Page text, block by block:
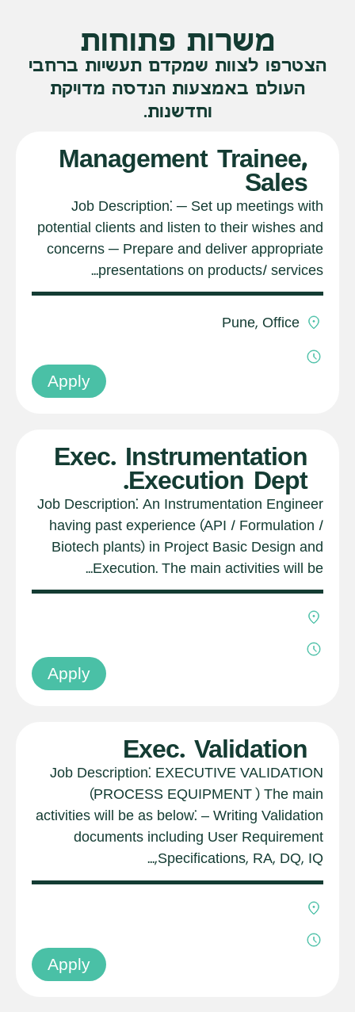
משרות פתוחות
הצטרפו לצוות שמקדם תעשיות ברחבי
העולם באמצעות הנדסה מדויקת
וחדשנות.
Management Trainee,
Sales
Job Description: ─ Set up meetings with
potential clients and listen to their wishes and
concerns ─ Prepare and deliver appropriate
presentations on products/ services...
Pune, Office
Apply
Exec. Instrumentation
Execution Dept.
Job Description: An Instrumentation Engineer
having past experience (API / Formulation /
Biotech plants) in Project Basic Design and
Execution. The main activities will be...
Apply
Exec. Validation
Job Description: EXECUTIVE VALIDATION
(PROCESS EQUIPMENT ) The main
activities will be as below: – Writing Validation
documents including User Requirement
Specifications, RA, DQ, IQ,...
Apply